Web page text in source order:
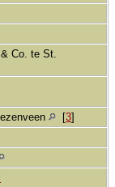
Co. te St.
[3]